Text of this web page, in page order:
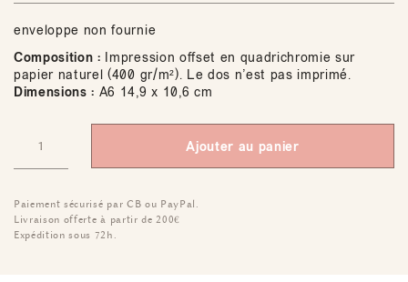
enveloppe non fournie
Composition : Impression offset en quadrichromie sur
papier naturel (400 gr/m²). Le dos n’est pas imprimé.
Dimensions : A6 14,9 x 10,6 cm
Ajouter au panier
Paiement sécurisé par CB ou PayPal.
Livraison offerte à partir de 200€
Expédition sous 72h.